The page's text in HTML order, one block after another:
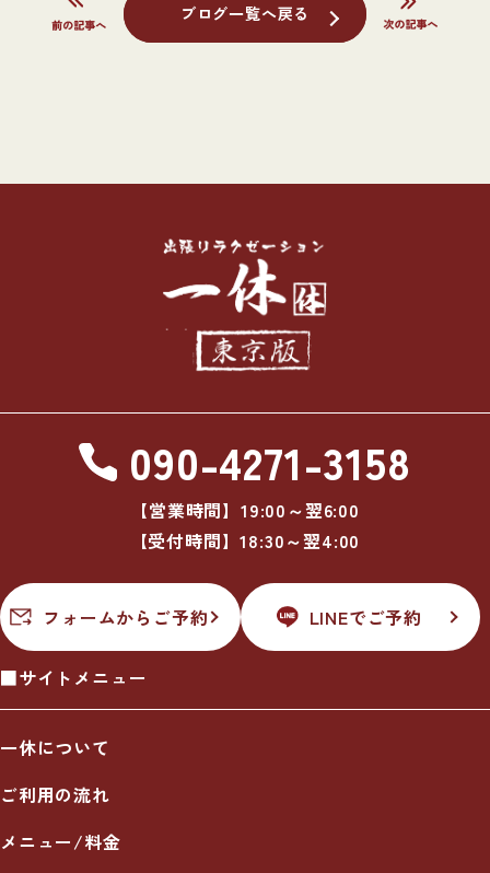
ブログ一覧へ戻る
090-4271-3158
【営業時間】19:00～翌6:00
【受付時間】18:30～翌4:00
フォームからご予約 LINEでご予約
■サイトメニュー
一休について
ご利用の流れ
メニュー/料金